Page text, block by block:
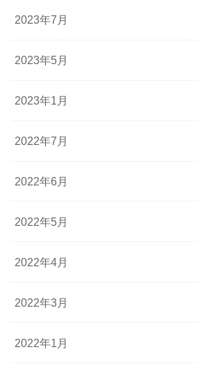
2023年7月
2023年5月
2023年1月
2022年7月
2022年6月
2022年5月
2022年4月
2022年3月
2022年1月